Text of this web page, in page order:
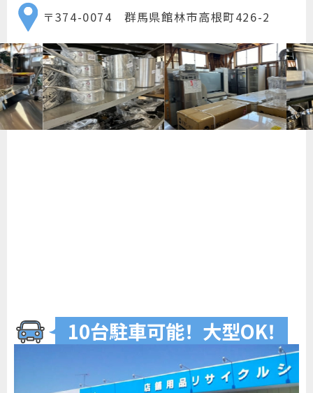
〒374-0074 群馬県館林市高根町426-2
10台駐車可能！ 大型OK！